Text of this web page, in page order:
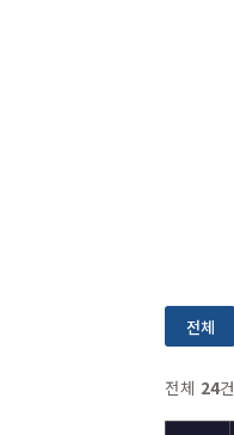
전체
전체 24건